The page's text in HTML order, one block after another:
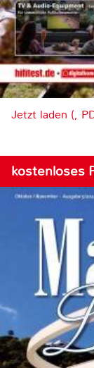
Jetzt laden (,
kostenloses